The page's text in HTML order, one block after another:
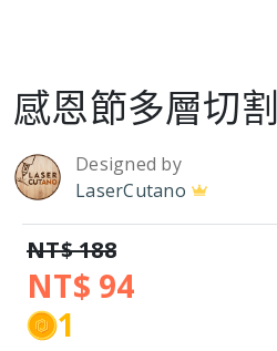
感恩節多層切
Designed by
LaserCutano
NT$ 188
NT$ 94
1